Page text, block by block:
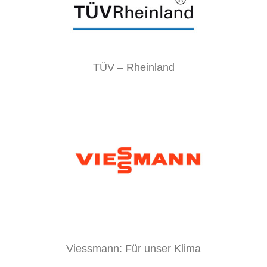
TÜV – Rheinland
Viessmann: Für unser Klima